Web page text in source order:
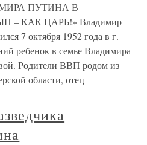
ПУТИНА В
– КАК ЦАРЬ!» Владимир
7 октября 1952 года в г.
ребенок в семье Владимира
Родители ВВП родом из
области, отец